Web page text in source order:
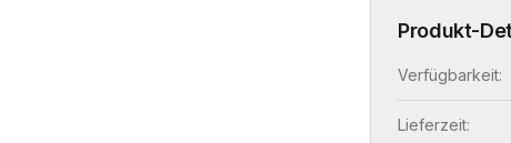
Produkt-
Verfügbarkeit:
Lieferzeit: